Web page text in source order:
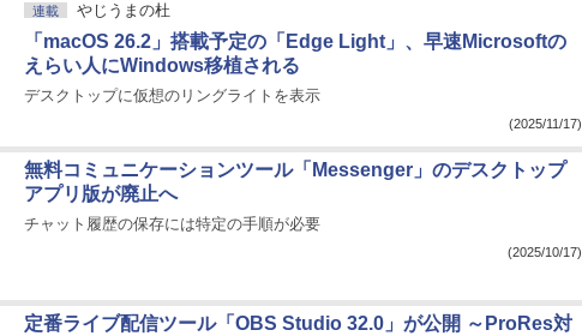
連載 やじうまの杜
「macOS 26.2」搭載予定の「Edge Light」、早速Microsoftの
えらい人にWindows移植される
デスクトップに仮想のリングライトを表示
(2025/11/17)
無料コミュニケーションツール「Messenger」のデスクトップ
アプリ版が廃止へ
チャット履歴の保存には特定の手順が必要
(2025/10/17)
定番ライブ配信ツール「OBS Studio 32.0」が公開 ～ProRes対